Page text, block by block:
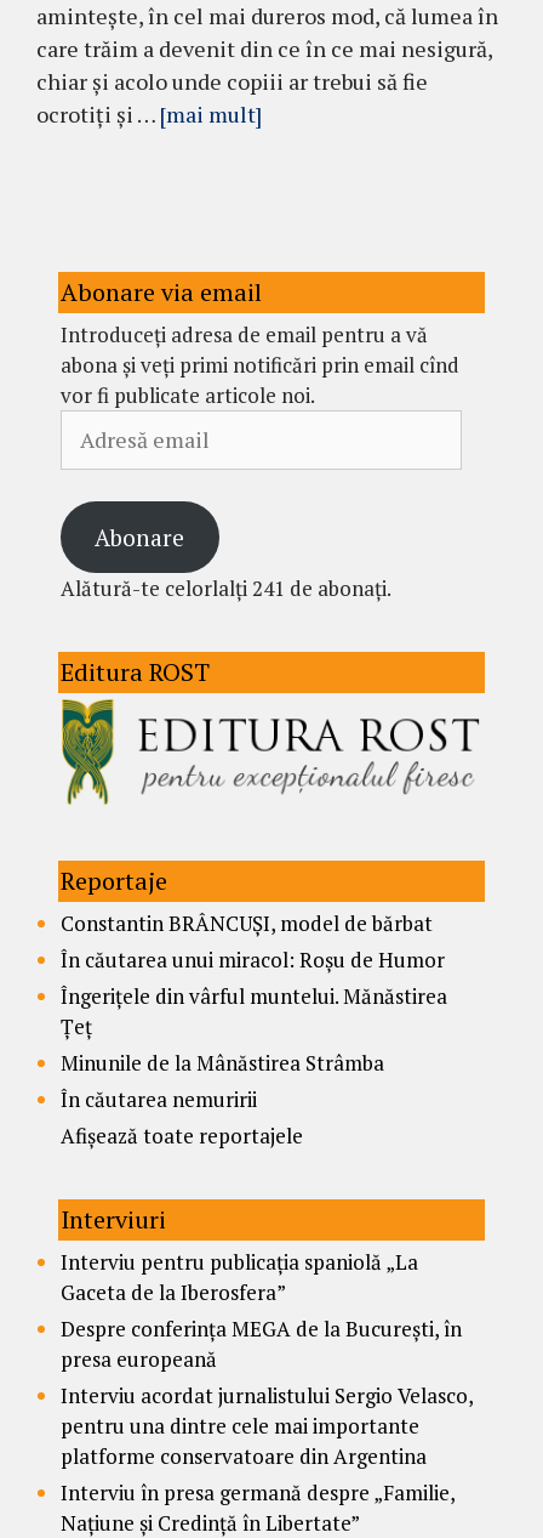
amintește, în cel mai dureros mod, că lumea în
care trăim a devenit din ce în ce mai nesigură,
chiar și acolo unde copiii ar trebui să fie
ocrotiți și … [mai mult]
Abonare via email
Introduceți adresa de email pentru a vă
abona și veți primi notificări prin email cînd
vor fi publicate articole noi.
email
Abonare
Alătură-te celorlalți 241 de abonați.
Editura ROST
Reportaje
Constantin BRÂNCUȘI, model de bărbat
În căutarea unui miracol: Roșu de Humor
Îngerițele din vârful muntelui. Mănăstirea
Țeț
Minunile de la Mânăstirea Strâmba
În căutarea nemuririi
Afișează toate reportajele
Interviuri
Interviu pentru publicația spaniolă „La
Gaceta de la Iberosfera”
Despre conferința MEGA de la București, în
presa europeană
Interviu acordat jurnalistului Sergio Velasco,
pentru una dintre cele mai importante
platforme conservatoare din Argentina
Interviu în presa germană despre „Familie,
Națiune și Credință în Libertate”